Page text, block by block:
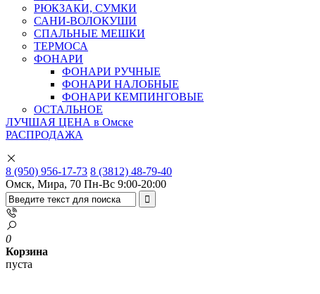
РЮКЗАКИ, СУМКИ
САНИ-ВОЛОКУШИ
СПАЛЬНЫЕ МЕШКИ
ТЕРМОСА
ФОНАРИ
ФОНАРИ РУЧНЫЕ
ФОНАРИ НАЛОБНЫЕ
ФОНАРИ КЕМПИНГОВЫЕ
ОСТАЛЬНОЕ
ЛУЧШАЯ ЦЕНА в Омске
РАСПРОДАЖА
8 (950) 956-17-73 8 (3812) 48-79-40
Омск, Мира, 70 Пн-Вс 9:00-20:00
0
Корзина
пуста